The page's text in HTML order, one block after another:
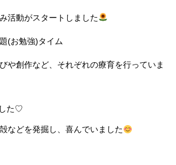
活動がスタートしました
(お勉強)タイム
や創作など、それぞれの療育を行っていま
た♡
などを発掘し、喜んでいました